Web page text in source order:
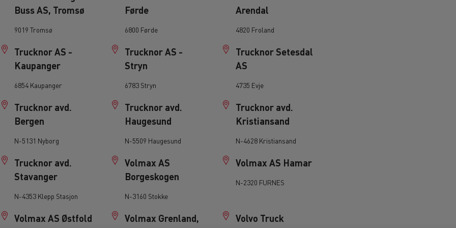
Oprema za lokalne uprave
Hitne i vatrogasne službe
T 01 Racing
T X-Port
T X-64
Feldschlösschen - Carlsberg
Logging transport in Scotland
Zamrznuti obroci u Španiji
Buss AS, Tromsø
9019 Tromsø
Førde
6800 Førde
Arendal
4820 Froland
Trucknor AS -
Kaupanger
6854 Kaupanger
Trucknor AS -
Stryn
6783 Stryn
Trucknor Setesdal
AS
4735 Evje
Trucknor avd.
Bergen
N-5131 Nyborg
Trucknor avd.
Haugesund
N-5509 Haugesund
Trucknor avd.
Kristiansand
N-4628 Kristiansand
Trucknor avd.
Stavanger
N-4353 Klepp Stasjon
Volmax AS
Borgeskogen
N-3160 Stokke
Volmax AS Hamar
N-2320 FURNES
Volmax AS Østfold
Volmax Grenland,
Volvo Truck